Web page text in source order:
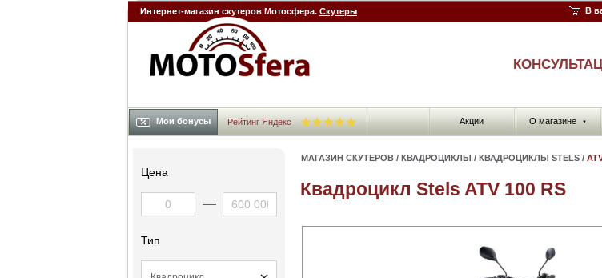
Интернет-магазин скутеров Мотосфера. Скутеры В
Акции О магазине ▼
Мои бонусы Рейтинг Яндекс
Цена
Тип
МАГАЗИН СКУТЕРОВ / КВАДРОЦИКЛЫ / КВАДРОЦИКЛЫ STELS /
Квадроцикл Stels ATV 100 RS